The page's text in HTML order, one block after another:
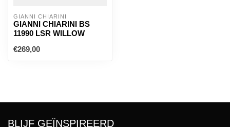
GIANNI CHIARINI
GIANNI CHIARINI BS
11990 LSR WILLOW
€269,00
BLIJF GEÏNSPIREERD